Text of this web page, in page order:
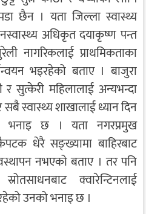
छैन । यता जिल्ला स्वास्थ्य
अधिकृत दयाकृष्ण पन्त
नागरिकलाई प्राथमिकताका
भइरहेको बताए । बाजुरा
सुत्केरी महिलालाई अन्यभन्दा
सबै स्वास्थ्य शाखालाई ध्यान दिन
भनाइ छ । यता नगरप्रमुख
धेरै सङ्ख्यामा बाहिरबाट
नभएको बताए । तर पनि
क्वारेन्टिनलाई
उनको भनाइ छ ।